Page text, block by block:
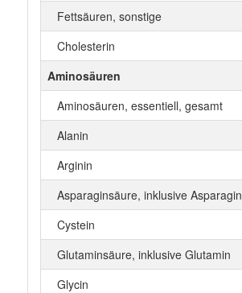
Fettsäuren, sonstige
Cholesterin
Aminosäuren
Aminosäuren, essentiell, gesamt
Alanin
Arginin
Asparaginsäure, inklusive Asparagin
Cystein
Glutaminsäure, inklusive Glutamin
Glycin